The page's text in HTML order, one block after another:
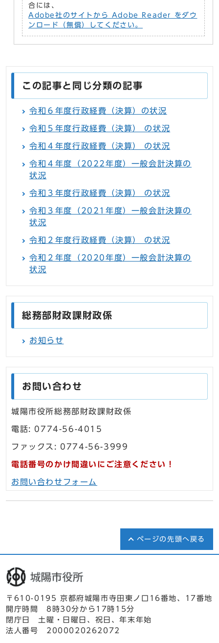
合には、
Adobe社のサイトから Adobe Reader をダウ
ンロード（無償）してください。
この記事と同じ分類の記事
令和６年度行政経費（決算）の状況
令和５年度行政経費（決算） の状況
令和４年度行政経費（決算） の状況
令和４年度（2022年度）一般会計決算の
状況
令和３年度行政経費（決算） の状況
令和３年度（2021年度）一般会計決算の
状況
令和２年度行政経費（決算） の状況
令和２年度（2020年度）一般会計決算の
状況
総務部財政課財政係
お知らせ
お問い合わせ
城陽市役所総務部財政課財政係
電話: 0774-56-4015
ファックス: 0774-56-3999
電話番号のかけ間違いにご注意ください！
お問い合わせフォーム
ページの先頭へ戻る
〒610-0195 京都府城陽市寺田東ノ口16番地、17番地
開庁時間 8時30分から17時15分
閉庁日 土曜・日曜日、祝日、年末年始
法人番号 2000020262072